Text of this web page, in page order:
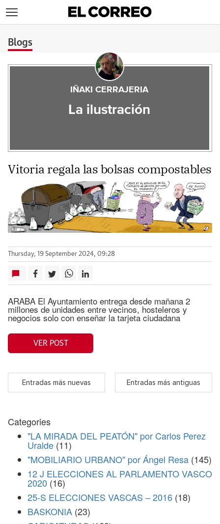
Blogs
IÑAKI CERRAJERIA
La ilustración
Vitoria regala las bolsas compostables
Thursday, 19 September 2024, 09:28
ARABA El Ayuntamiento entrega desde mañana 2
millones de unidades entre vecinos, hosteleros y
negocios solo con enseñar la tarjeta ciudadana
VER POST
Entradas más nuevas Entradas más antiguas
Categories
"LA MIRADA DEL PEATÓN" por Carlos Perez
Uralde (11)
"MOBILIARIO URBANO" por Ángel Resa (145)
12 J ELECCIONES AL PARLAMENTO VASCO
2020 (16)
25-S ELECCIONES VASCAS – 2016 (18)
BASKONIA (23)